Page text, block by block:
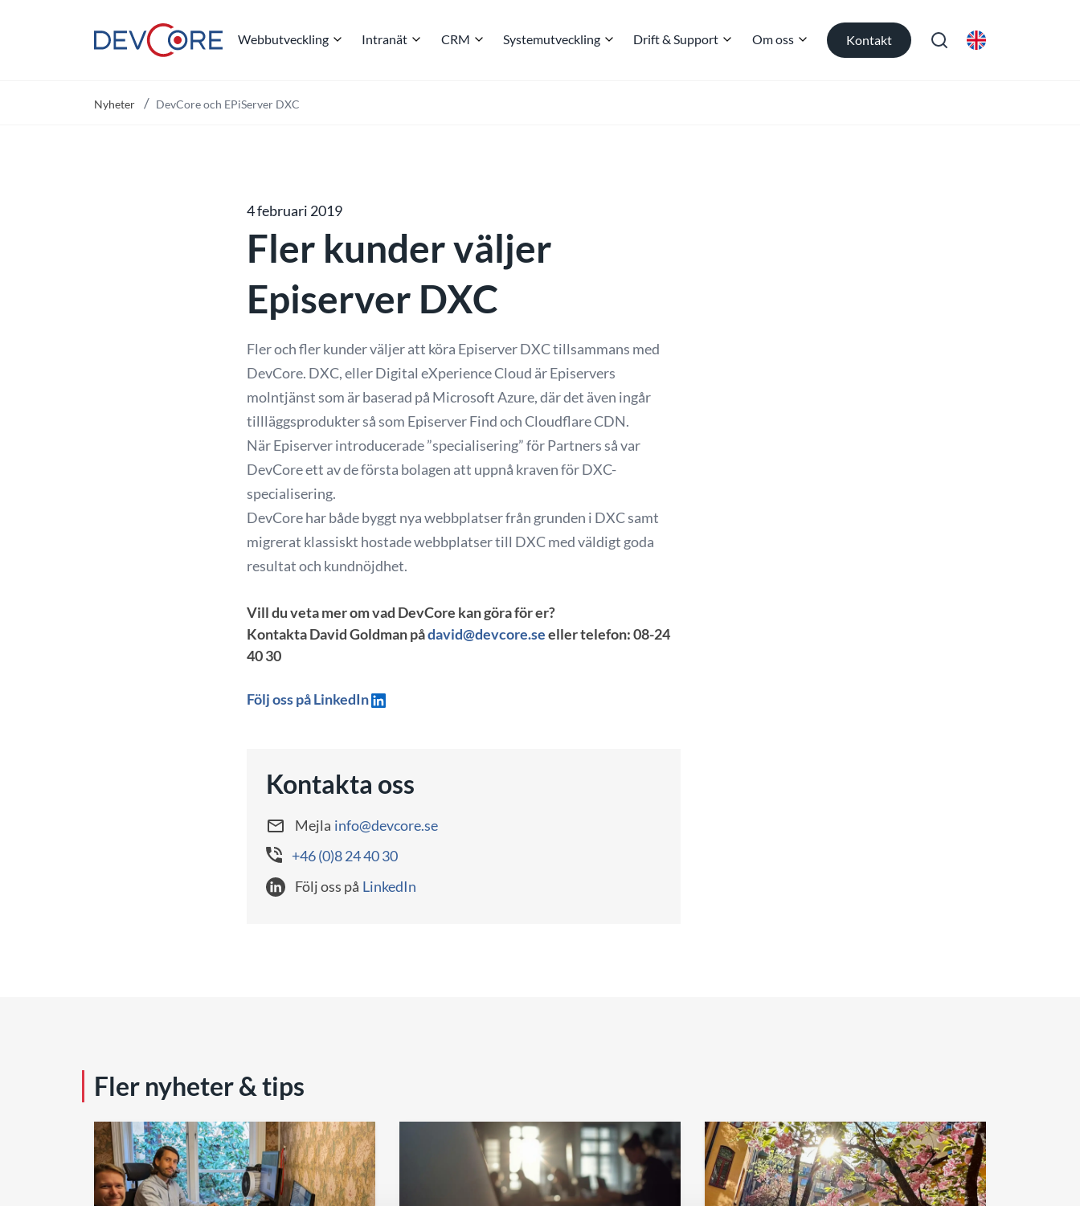
Webbutveckling Intranät CRM Systemutveckling Drift & Support Om oss Kontakt
Nyheter DevCore och EPiServer DXC
4 februari 2019
Fler kunder väljer
Episerver DXC
Fler och fler kunder väljer att köra Episerver DXC tillsammans med
DevCore. DXC, eller Digital eXperience Cloud är Episervers
molntjänst som är baserad på Microsoft Azure, där det även ingår
tillläggsprodukter så som Episerver Find och Cloudflare CDN.
När Episerver introducerade ”specialisering” för Partners så var
DevCore ett av de första bolagen att uppnå kraven för DXC-
specialisering.
DevCore har både byggt nya webbplatser från grunden i DXC samt
migrerat klassiskt hostade webbplatser till DXC med väldigt goda
resultat och kundnöjdhet.
Vill du veta mer om vad DevCore kan göra för er?
Kontakta David Goldman pådavid@devcore.seeller telefon: 08-24
40 30
Följ oss på LinkedIn
Kontakta oss
Mejla info@devcore.se
+46 (0)8 24 40 30
Följ oss på LinkedIn
Fler nyheter & tips